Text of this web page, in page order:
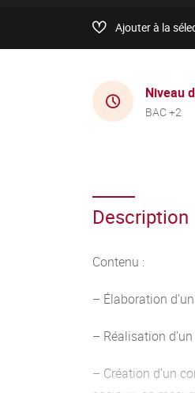
Ajouter à la
Niveau
BAC +2
Description
Contenu :
– Élaboration
– Réalisation
– Création d’un